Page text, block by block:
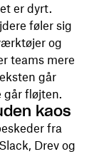
er dyrt.
føler sig
og
teams mere
går
går fløjten.
kaos
fra
Drev og